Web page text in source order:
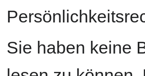
Sie haben keine